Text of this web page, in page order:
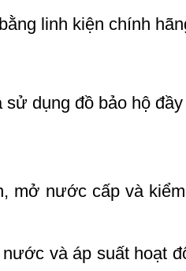
linh kiện chính
dụng đồ bảo hộ đầy
mở nước cấp và
và áp suất hoạt